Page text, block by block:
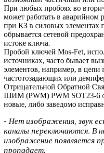
При любых пробоях во
может работать в аварийном
при КЗ в силовых элементах
обрывается сетевой
истоке ключа.
Пробой ключей Mos-Fet,
источниках, часто бывает
элементов, например, в
частотозадающих или
Отрицательной Обратной
ШИМ (PWM) PWM SOT23-6
новые, либо заведомо
- Нет изображения, звук
каналы переключаются. В
изображение появляется
пропадает.